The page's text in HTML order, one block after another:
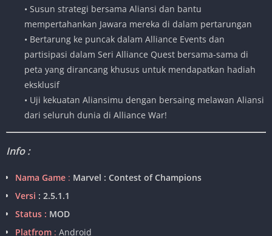
• Susun strategi bersama Aliansi dan bantu
mempertahankan Jawara mereka di dalam pertarungan
• Bertarung ke puncak dalam Alliance Events dan
partisipasi dalam Seri Alliance Quest bersama-sama di
peta yang dirancang khusus untuk mendapatkan hadiah
eksklusif
• Uji kekuatan Aliansimu dengan bersaing melawan Aliansi
dari seluruh dunia di Alliance War!
Info :
Nama Game : Marvel : Contest of Champions
Versi : 2.5.1.1
Status : MOD
Platfrom : Android